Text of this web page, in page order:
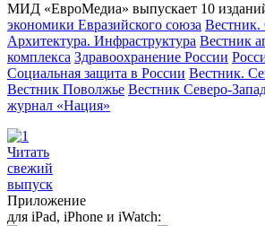
МИД «ЕвроМедиа» выпускает 10
экономики Евразийского союза Вестник.
Архитектура. Инфраструктура Вестник
комплекса Здравоохранение России
Социальная защита в России Вестник.
Вестник Поволжье Вестник Северо-
журнал «Нация»
Читать
свежий
выпуск
Приложение
для iPad, iPhone и iWatch: